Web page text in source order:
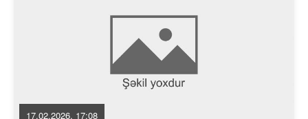
17.02.2026, 17:08